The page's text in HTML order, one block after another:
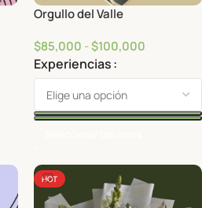
Orgullo del Valle
$85,000 -$100,000
Experiencias
HOT